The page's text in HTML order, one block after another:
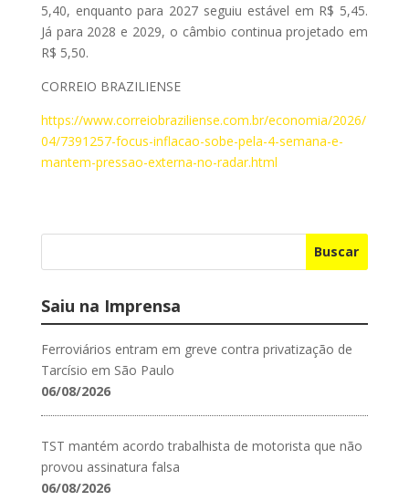
5,40, enquanto para 2027 seguiu estável em R$ 5,45.
Já para 2028 e 2029, o câmbio continua projetado em
R$ 5,50.
CORREIO BRAZILIENSE
https://www.correiobraziliense.com.br/economia/2026/
04/7391257-focus-inflacao-sobe-pela-4-semana-e-
mantem-pressao-externa-no-radar.html
Buscar
Saiu na Imprensa
Ferroviários entram em greve contra privatização de
Tarcísio em São Paulo
06/08/2026
TST mantém acordo trabalhista de motorista que não
provou assinatura falsa
06/08/2026